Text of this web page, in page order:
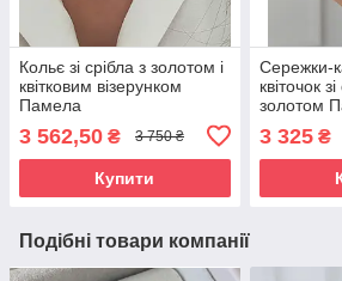
Кольє зі срібла з золотом і
квітковим візерунком
Памела
3 562,50 ₴ 3 750 ₴
Купити
Сережки-
квіточок
золотом
3 325₴
Подібні товари компанії